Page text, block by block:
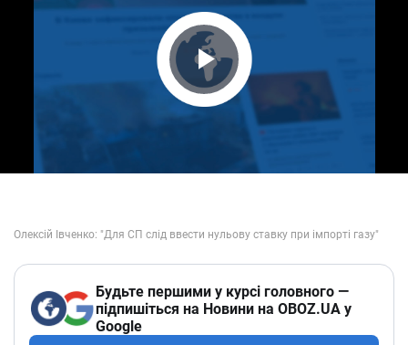
Play Video
Будьте першими у курсі головного —
підпишіться на Новини на OBOZ.UA у
Google